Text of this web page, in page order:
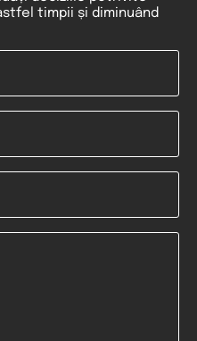
timpii și diminuând